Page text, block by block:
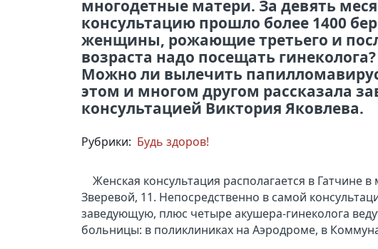
многодетные матери. За девять
консультацию прошло более 1400
женщины, рожающие третьего и
возраста надо посещать
Можно ли вылечить
этом и многом другом рассказала
консультацией Виктория Яковлева.
Рубрики: Будь здоров!
Женская консультация располагается в Гатчине
Зверевой, 11. Непосредственно в самой
заведующую, плюс четыре акушера-гинеколога
больницы: в поликлиниках на Аэродроме, в